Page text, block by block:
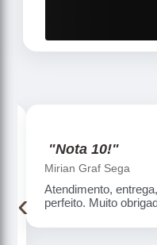
"Nota 10!"
Mirian Graf Sega
Atendimento,
perfeito. Muito
‹